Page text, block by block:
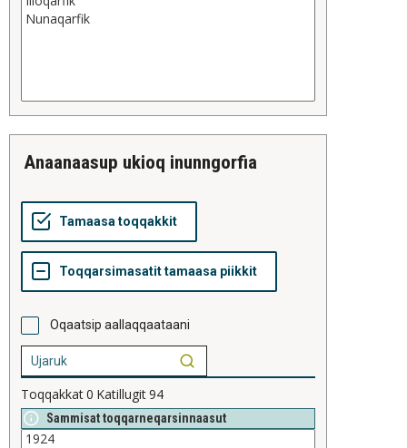
anaanaasup ukioq inunngorfia
Oqaatsip aallaqqaataani
Toqqakkat0 Katillugit94
Sammisat toqqarneqarsinnaasut